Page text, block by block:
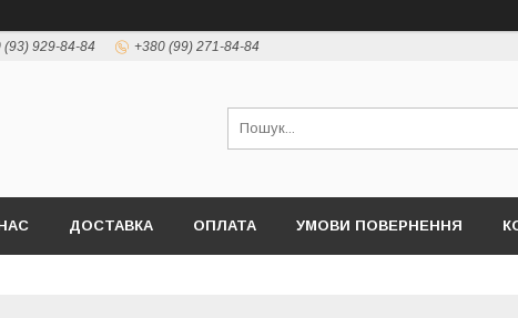
(93) 929-84-84 +380 (99) 271-84-84
ДОСТАВКА ОПЛАТА УМОВИ ПОВЕРНЕННЯ